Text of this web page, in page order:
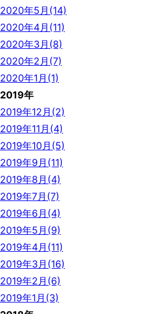
2020年5月(14)
2020年4月(11)
2020年3月(8)
2020年2月(7)
2020年1月(1)
2019年
2019年12月(2)
2019年11月(4)
2019年10月(5)
2019年9月(11)
2019年8月(4)
2019年7月(7)
2019年6月(4)
2019年5月(9)
2019年4月(11)
2019年3月(16)
2019年2月(6)
2019年1月(3)